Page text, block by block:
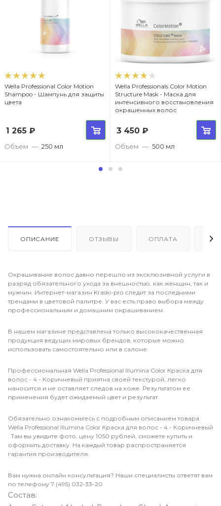
Wella Professional Color Motion
Shampoo - Шампунь для защиты
цвета
1 265 ₽
Объем — 250 мл
Wella Professionals Color Motion
Structure Mask - Маска для
интенсивного восстановления
окрашенных волос
3 450 ₽
Объем — 500 мл
ОПИСАНИЕ ОТЗЫВЫ ОПЛАТА
Окрашивание волос давно перешло из эксклюзивной услуги в
разряд обязательного ухода за внешностью, как женщин, так и
мужчин. Интернет-магазин Kraski-pro следит за последними
трендами в цветовой палитре. У вас есть право выбора между
профессиональным и домашним окрашиванием.
В нашем магазине представлена только высококачественная
продукция ведущих мировых брендов, которые можно
использовать самостоятельно или в салоне.
Профессиональная Wella Professional Illumina Color Краска для
волос - 4 - Коричневый приятна своей текстурой, легко
наносится и не оставляет следов на коже. Результатом ее
применения будет ожидаемый цвет и результат.
Обязательно ознакомьтесь с подробным описанием товара
Wella Professional Illumina Color Краска для волос - 4 - Коричневый
. Там вы увидите фото, цену 1050 рублей, сможете купить и
оформить доставку. На каждый товар распространяется
гарантия производителя.
Вам нужна онлайн консультация? Наши специалисты ответят вам
по телефону 7 (495) 032-33-20.
Состав: